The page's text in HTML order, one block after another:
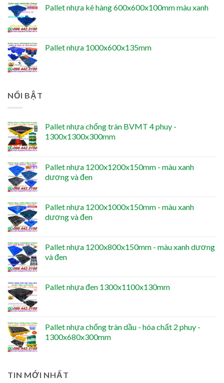
Pallet nhựa kê hàng 600x600x100mm màu xanh
Pallet nhựa 1000x600x135mm
NỔI BẬT
Pallet nhựa chống tràn BVMT 4 phuy -
1300x1300x300mm
Pallet nhựa 1200x1200x150mm - màu xanh
dương và đen
Pallet nhựa 1200x1000x150mm - màu xanh
dương và đen
Pallet nhựa 1200x800x150mm - màu xanh dương
và đen
Pallet nhựa đen 1300x1100x130mm
Pallet nhựa chống tràn dầu - hóa chất 2 phuy -
1300x680x300mm
TIN MỚI NHẤT